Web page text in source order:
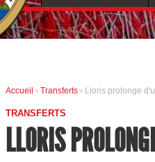
Accueil › Transferts › Lloris prolonge
TRANSFERTS
LLORIS